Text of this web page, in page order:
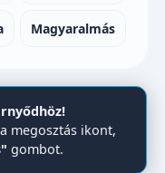
Magyaralmás
megosztás ikont,
gombot.